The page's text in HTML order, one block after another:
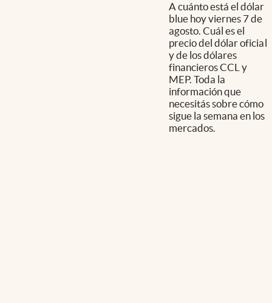
A cuánto está el dólar
blue hoy viernes 7 de
agosto. Cuál es el
precio del dólar oficial
y de los dólares
financieros CCL y
MEP. Toda la
información que
necesitás sobre cómo
sigue la semana en los
mercados.